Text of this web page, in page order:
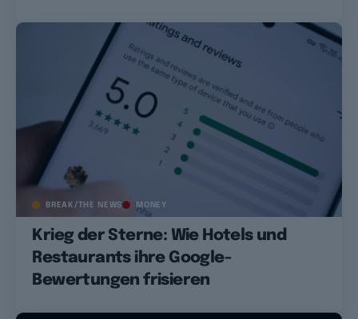
BREAK/THE NEWS MONEY
Krieg der Sterne: Wie Hotels und
Restaurants ihre Google-
Bewertungen frisieren